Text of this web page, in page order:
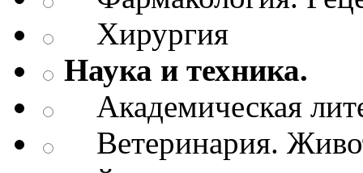
Хирургия
Наука и техника.
Академическая
Ветеринария.